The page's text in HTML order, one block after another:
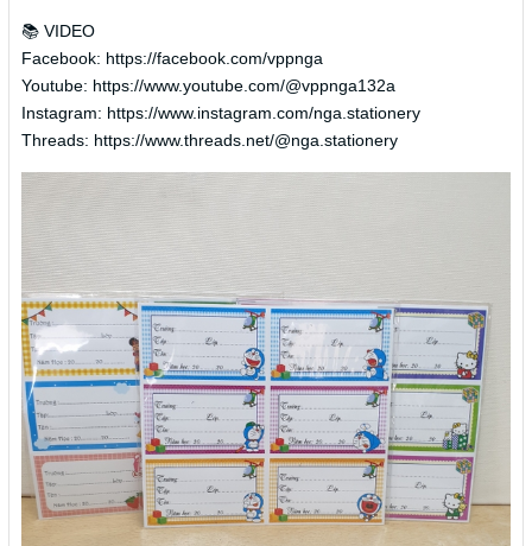
📚 VIDEO
Facebook: https://facebook.com/vppnga
Youtube: https://www.youtube.com/@vppnga132a
Instagram: https://www.instagram.com/nga.stationery
Threads: https://www.threads.net/@nga.stationery